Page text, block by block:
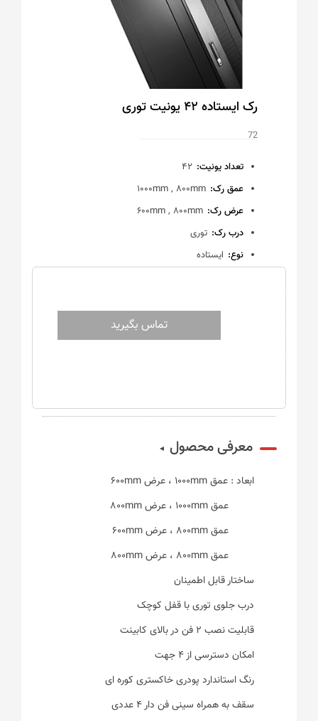
رک ایستاده 42 یونیت توری
72
تعداد یونیت: 42
عمق رک: 1000mm , 800mm
عرض رک: 600mm , 800mm
درب رک: توری
نوع: ایستاده
تماس بگیرید
معرفی محصول
ابعاد : عمق 1000mm ، عرض 600mm
عمق 1000mm ، عرض 800mm
عمق 800mm ، عرض 600mm
عمق 800mm ، عرض 800mm
ساختار قابل اطمینان
درب جلوی توری با قفل کوچک
قابلیت نصب 2 فن در بالای کابینت
امکان دسترسی از 4 جهت
رنگ استاندارد پودری خاکستری کوره ای
سقف به همراه سینی فن دار 4 عددی